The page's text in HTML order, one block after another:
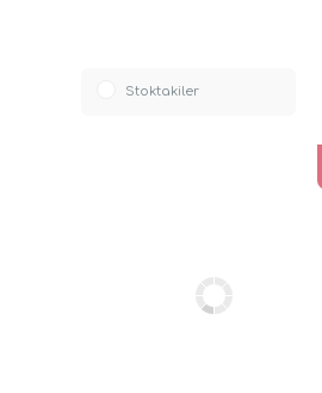
Stoktakiler